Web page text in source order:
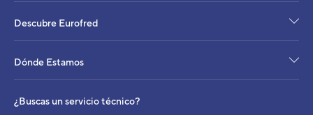
Descubre Eurofred
Dónde Estamos
¿Buscas un servicio técnico?